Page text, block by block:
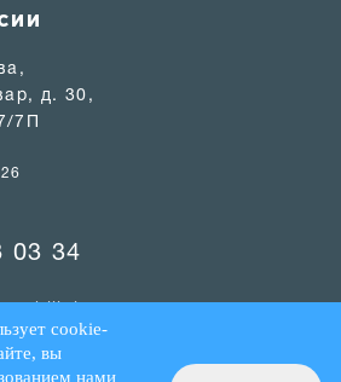
д. 30,
7П
03 34
персональных данных
cookie-
вы
нами